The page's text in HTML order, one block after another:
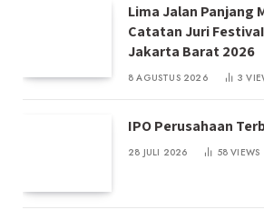
Lima Jalan Panjang
Catatan Juri
Jakarta Barat 2026
8 AGUSTUS 2026 3
IPO Perusahaan
28 JULI 2026 58VIEWS